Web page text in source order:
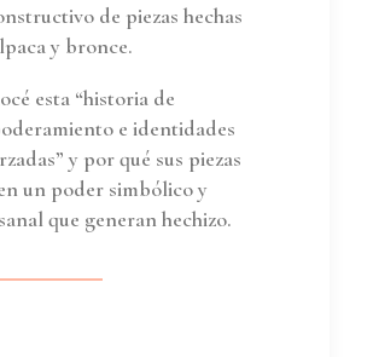
de piezas hechas
y bronce.
esta “historia de
e identidades
y por qué sus piezas
un poder simbólico y
que generan hechizo.